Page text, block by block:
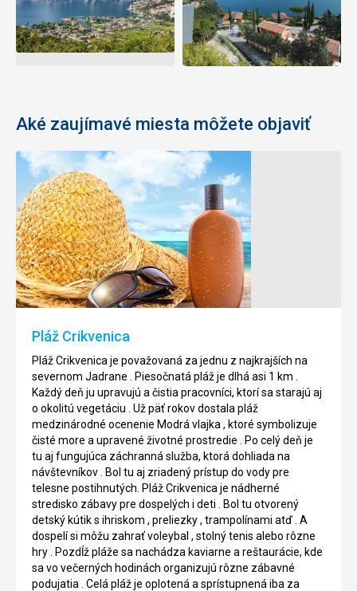
Aké zaujímavé miesta môžete objaviť
Pláž Crikvenica
Pláž Crikvenica je považovaná za jednu z najkrajších na
severnom Jadrane . Piesočnatá pláž je dlhá asi 1 km .
Každý deň ju upravujú a čistia pracovníci, ktorí sa starajú aj
o okolitú vegetáciu . Už päť rokov dostala pláž
medzinárodné ocenenie Modrá vlajka , ktoré symbolizuje
čisté more a upravené životné prostredie . Po celý deň je
tu aj fungujúca záchranná služba, ktorá dohliada na
návštevníkov . Bol tu aj zriadený prístup do vody pre
telesne postihnutých. Pláž Crikvenica je nádherné
stredisko zábavy pre dospelých i deti . Bol tu otvorený
detský kútik s ihriskom , preliezky , trampolínami atď . A
dospelí si môžu zahrať voleybal , stolný tenis alebo rôzne
hry . Pozdĺž pláže sa nachádza kaviarne a reštaurácie, kde
sa vo večerných hodinách organizujú rôzne zábavné
podujatia . Celá pláž je oplotená a sprístupnená iba za